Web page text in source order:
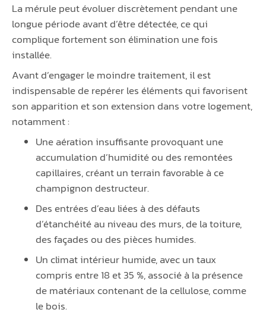
La mérule peut évoluer discrètement pendant une
longue période avant d’être détectée, ce qui
complique fortement son élimination une fois
installée.
Avant d’engager le moindre traitement, il est
indispensable de repérer les éléments qui favorisent
son apparition et son extension dans votre logement,
notamment :
Une aération insuffisante provoquant une
accumulation d’humidité ou des remontées
capillaires, créant un terrain favorable à ce
champignon destructeur.
Des entrées d’eau liées à des défauts
d’étanchéité au niveau des murs, de la toiture,
des façades ou des pièces humides.
Un climat intérieur humide, avec un taux
compris entre 18 et 35 %, associé à la présence
de matériaux contenant de la cellulose, comme
le bois.